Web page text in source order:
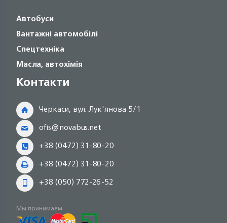
Автобуси
Вантажні автомобілі
Спецтехніка
Масла, автохімія
Контакти
Черкаси, вул. Лук'янова 5/1
ofis@novabus.net
+38 (0472) 31-80-20
+38 (0472) 31-80-20
+38 (050) 772-26-52
Мы принимаем